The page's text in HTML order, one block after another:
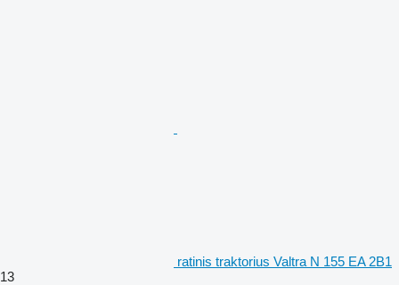
ratinis traktorius Valtra N 155 EA 2B1
13